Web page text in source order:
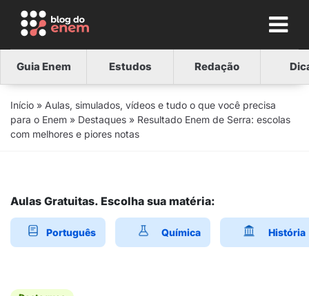
Guia Enem Estudos Redação
Início » Aulas, simulados, vídeos e tudo o que você precisa
para o Enem » Destaques » Resultado Enem de Serra: escolas
com melhores e piores notas
Aulas Gratuitas. Escolha sua matéria:
Português Química História